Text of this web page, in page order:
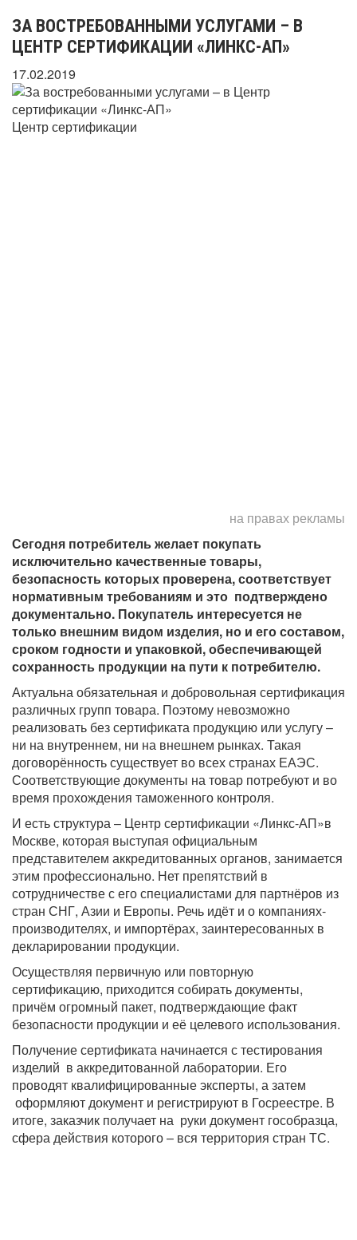
ЗА ВОСТРЕБОВАННЫМИ УСЛУГАМИ – В
ЦЕНТР СЕРТИФИКАЦИИ «ЛИНКС-АП»
17.02.2019
Центр сертификации
на правах рекламы
Сегодня потребитель желает покупать
исключительно качественные товары,
безопасность которых проверена, соответствует
нормативным требованиям и это подтверждено
документально. Покупатель интересуется не
только внешним видом изделия, но и его составом,
сроком годности и упаковкой, обеспечивающей
сохранность продукции на пути к потребителю.
Актуальна обязательная и добровольная сертификация
различных групп товара. Поэтому невозможно
реализовать без сертификата продукцию или услугу –
ни на внутреннем, ни на внешнем рынках. Такая
договорённость существует во всех странах ЕАЭС.
Соответствующие документы на товар потребуют и во
время прохождения таможенного контроля.
И есть структура – Центр сертификации «Линкс-АП»в
Москве, которая выступая официальным
представителем аккредитованных органов, занимается
этим профессионально. Нет препятствий в
сотрудничестве с его специалистами для партнёров из
стран СНГ, Азии и Европы. Речь идёт и о компаниях-
производителях, и импортёрах, заинтересованных в
декларировании продукции.
Осуществляя первичную или повторную
сертификацию, приходится собирать документы,
причём огромный пакет, подтверждающие факт
безопасности продукции и её целевого использования.
Получение сертификата начинается с тестирования
изделий в аккредитованной лаборатории. Его
проводят квалифицированные эксперты, а затем
оформляют документ и регистрируют в Госреестре. В
итоге, заказчик получает на руки документ гособразца,
сфера действия которого – вся территория стран ТС.